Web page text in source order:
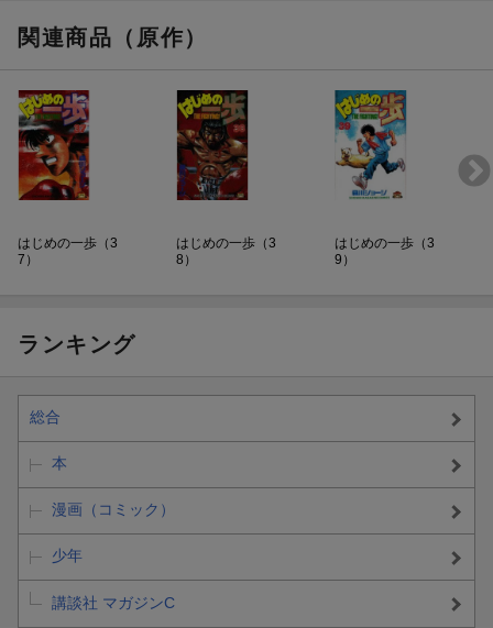
関連商品（原作）
はじめの一歩（3
7）
はじめの一歩（3
8）
はじめの一歩（3
9）
ランキング
総合
本
漫画（コミック）
少年
講談社 マガジンC